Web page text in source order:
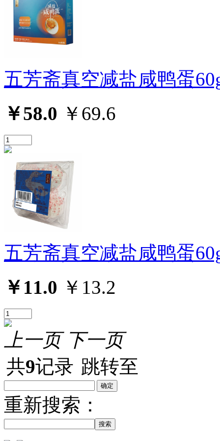
五芳斋真空减盐咸鸭蛋
￥58.0 ￥69.6
五芳斋真空减盐咸鸭蛋
￥11.0 ￥13.2
上一页 下一页
共9记录 跳转至
重新搜索：
搜索